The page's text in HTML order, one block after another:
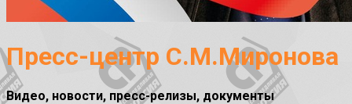
Пресс-центр С.М.Миронова
Видео, новости, пресс-релизы, документы